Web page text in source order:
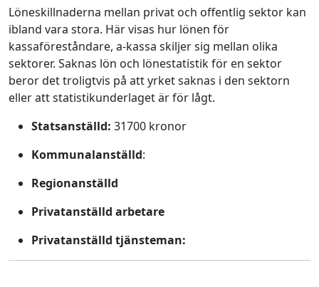
Löneskillnaderna mellan privat och offentlig sektor kan
ibland vara stora. Här visas hur lönen för
kassaföreståndare, a-kassa skiljer sig mellan olika
sektorer. Saknas lön och lönestatistik för en sektor
beror det troligtvis på att yrket saknas i den sektorn
eller att statistikunderlaget är för lågt.
Statsanställd: 31700 kronor
Kommunalanställd:
Regionanställd
Privatanställd arbetare
Privatanställd tjänsteman: